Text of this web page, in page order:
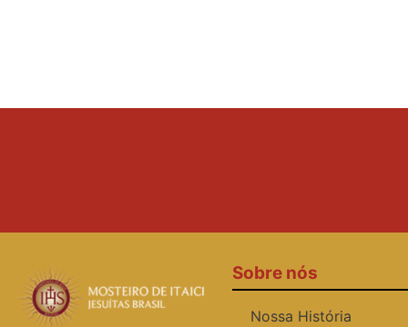
Sobre nós
Nossa História